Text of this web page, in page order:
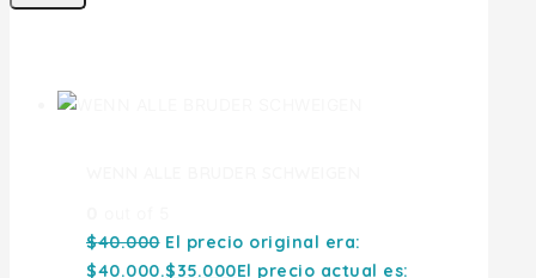
$40.000 El precio original era:
$40.000.$35.000El precio actual es: